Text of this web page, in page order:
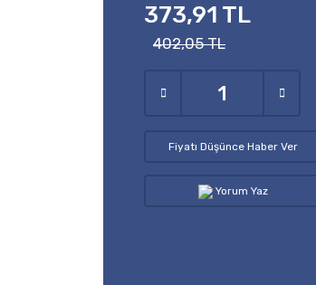
373,91 TL
402,05 TL
Fiyatı Düşünce Haber Ver
Yorum Yaz